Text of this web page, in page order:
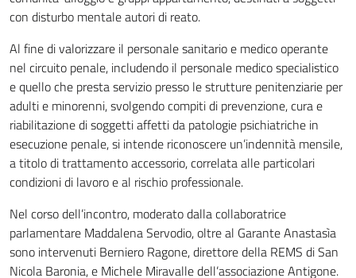
con disturbo mentale autori di reato.
Al fine di valorizzare il personale sanitario e medico operante
nel circuito penale, includendo il personale medico specialistico
e quello che presta servizio presso le strutture penitenziarie per
adulti e minorenni, svolgendo compiti di prevenzione, cura e
riabilitazione di soggetti affetti da patologie psichiatriche in
esecuzione penale, si intende riconoscere un’indennità mensile,
a titolo di trattamento accessorio, correlata alle particolari
condizioni di lavoro e al rischio professionale.
Nel corso dell’incontro, moderato dalla collaboratrice
parlamentare Maddalena Servodio, oltre al Garante Anastasìa
sono intervenuti Berniero Ragone, direttore della REMS di San
Nicola Baronia, e Michele Miravalle dell’associazione Antigone.